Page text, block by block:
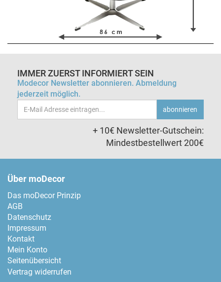
IMMER ZUERST INFORMIERT SEIN
Modecor Newsletter abonnieren. Abmeldung
jederzeit möglich.
Email-
Adresse
abonnieren
+ 10€ Newsletter-Gutschein:
Mindestbestellwert 200€
Über moDecor
Das moDecor Prinzip
AGB
Datenschutz
Impressum
Kontakt
Mein Konto
Seitenübersicht
Vertrag widerrufen